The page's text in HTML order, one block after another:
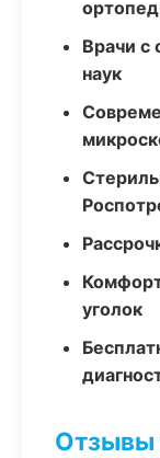
Врачи с
наук
уголок
Отзывы